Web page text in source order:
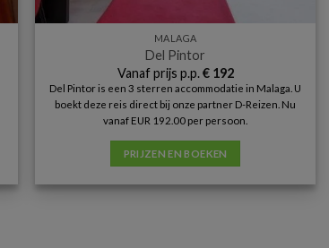
MALAGA
Del Pintor
Vanaf prijs p.p.€192
Del Pintor is een 3 sterren accommodatie in Malaga. U
boekt deze reis direct bij onze partner D-Reizen. Nu
vanaf EUR 192.00 per persoon.
PRIJZEN EN BOEKEN